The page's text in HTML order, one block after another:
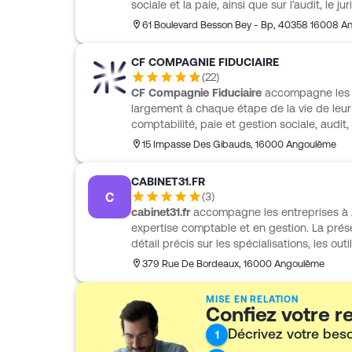
sociale et la paie, ainsi que sur l’audit, le
s’adresse notamment aux TPE et PME,
patrimoine, innovation, financement,
international, avec une approche
61 Boulevard Besson Bey - Bp, 40358 16008
CF COMPAGNIE FIDUCIAIRE
(22)
CF Compagnie Fiduciaire accompagne
largement à chaque étape de la vie de
comptabilité, paie et gestion sociale,
patrimoine, consolidation et advisory. Il
d’entreprise, du business plan aux
la comptabilité, les ventes, les achats et
15 Impasse Des Gibauds, 16000 Angoulême
C
CABINET31.FR
(3)
cabinet31.fraccompagne les entreprises à
expertise comptable et en gestion. La
détail précis sur les spécialisations, les
Dans ce cadre, l’image qui se dégage est
prudente, fidèle aux informations
sur les missions, l’organisation du cabinet
379 Rue De Bordeaux, 16000 Angoulême
MISE EN RELATION
Confiez votre
1 Décrivez votre